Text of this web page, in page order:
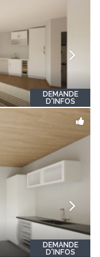
DEMANDE
D'INFOS
DEMANDE
D'INFOS